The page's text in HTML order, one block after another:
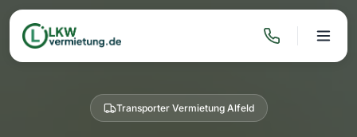
Transporter Vermietung Alfeld